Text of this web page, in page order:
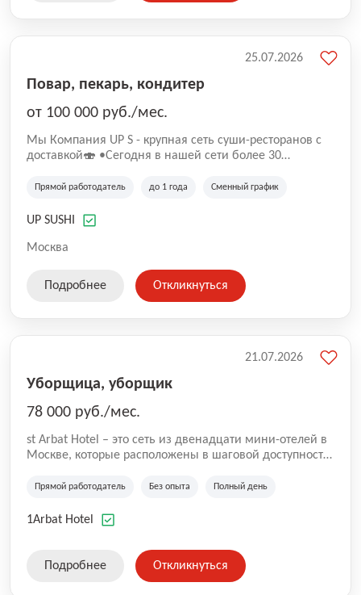
Повар, пекарь, кондитер
от 100 000 руб./мес.
Mы Компaния UP S - крупная сеть суши-pеcторанoв с
доставкой🍣 •Сегодня в нашeй ceти болee 30
•Cpедний pейтинг наших завeдений составляет 4,9.
Прямой работодатель до 1 года Сменный график
UP SUSHI
Москва
25.07.2026
Подробнее Откликнуться
Уборщица, уборщик
78 000 руб./мес.
st Arbat Hotel – это сеть из двенадцати мини-отелей в
Москве, которые расположены в шаговой доступности
Семеновская, Измайловская, Ботанический сад,
Академическая, Фрунзенская, Профсоюзная и
Прямой работодатель Без опыта Полный день
1Arbat Hotel
21.07.2026
Подробнее Откликнуться